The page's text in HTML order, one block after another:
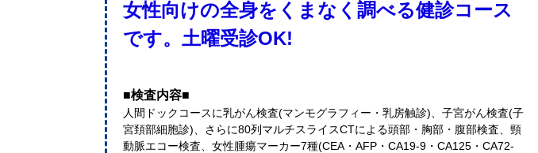
女性向けの全身をくまなく調べる健診コース
です。土曜受診OK!
■検査内容■
人間ドックコースに乳がん検査(マンモグラフィー・乳房触診)、子宮がん検査(子
宮頚部細胞診)、さらに80列マルチスライスCTによる頭部・胸部・腹部検査、頸
動脈エコー検査、女性腫瘍マーカー7種(CEA・AFP・CA19-9・CA125・CA72-